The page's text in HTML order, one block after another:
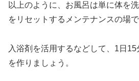
以上のように、お風呂は単に体を
をリセットするメンテナンスの場で
入浴剤を活用するなどして、1日
を作りましょう。